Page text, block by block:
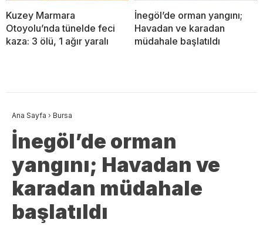
Kuzey Marmara
Otoyolu’nda tünelde feci
kaza: 3 ölü, 1 ağır yaralı
İnegöl’de orman yangını;
Havadan ve karadan
müdahale başlatıldı
Ana Sayfa › Bursa
İnegöl’de orman
yangını; Havadan ve
karadan müdahale
başlatıldı